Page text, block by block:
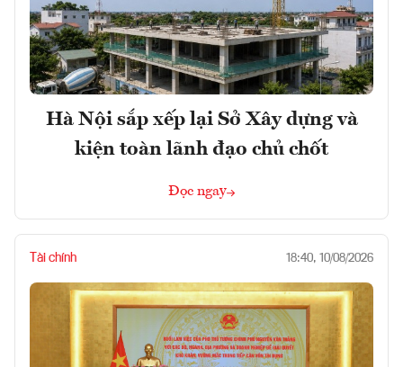
Hà Nội sắp xếp lại Sở Xây dựng và
kiện toàn lãnh đạo chủ chốt
Đọc ngay
Tài chính 18:40, 10/08/2026